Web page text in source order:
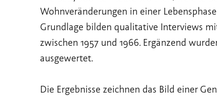
Wohnveränderungen in einer
Grundlage bilden qualitative Interviews
zwischen 1957 und 1966. Ergänzend
ausgewertet.
Die Ergebnisse zeichnen das Bild einer